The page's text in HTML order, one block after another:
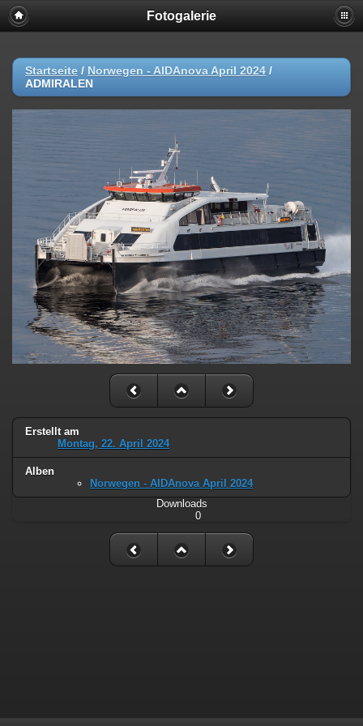
Fotogalerie
Startseite / Norwegen - AIDAnova April 2024 /
ADMIRALEN
Erstellt am
Montag, 22. April 2024
Alben
Norwegen - AIDAnova April 2024
Downloads
0